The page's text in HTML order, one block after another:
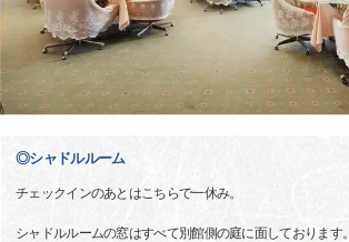
◎シャドルルーム
チェックインのあとはこちらで一休み。
シャドルルームの窓はすべて別館側の庭に面しております。